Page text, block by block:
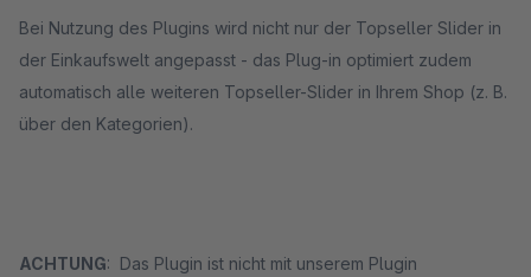
Bei Nutzung des Plugins wird nicht nur der Topseller Slider in
der Einkaufswelt angepasst - das Plug-in optimiert zudem
automatisch alle weiteren Topseller-Slider in Ihrem Shop (z. B.
über den Kategorien).
ACHTUNG: Das Plugin ist nicht mit unserem Plugin